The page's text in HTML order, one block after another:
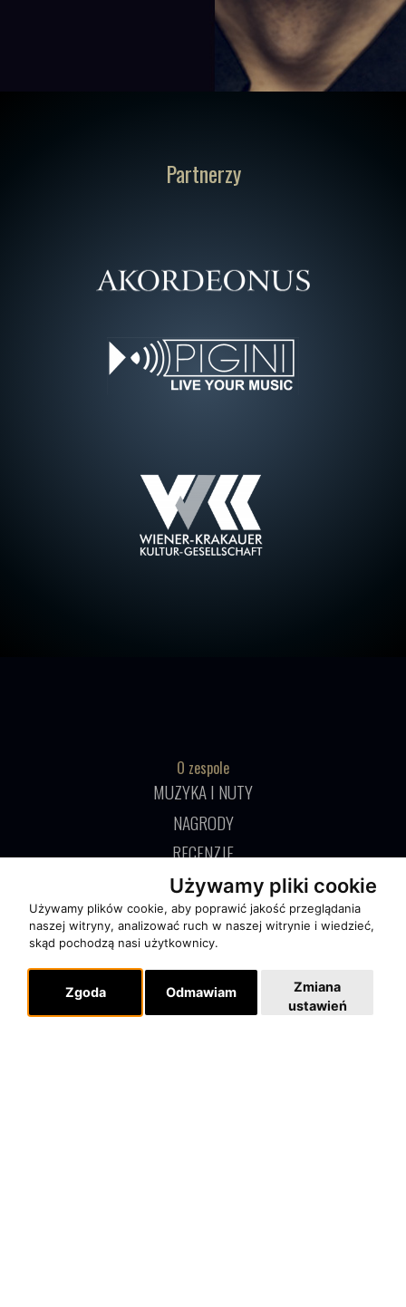
Używamy pliki cookie
Używamy plików cookie, aby poprawić jakość przeglądania
naszej witryny, analizować ruch w naszej witrynie i wiedzieć,
skąd pochodzą nasi użytkownicy.
Zgoda Odmawiam
Zmiana
ustawień
Partnerzy
O zespole
MUZYKA I NUTY
NAGRODY
RECENZJE
Pomoc
KONTAKT
Dla organizatorów